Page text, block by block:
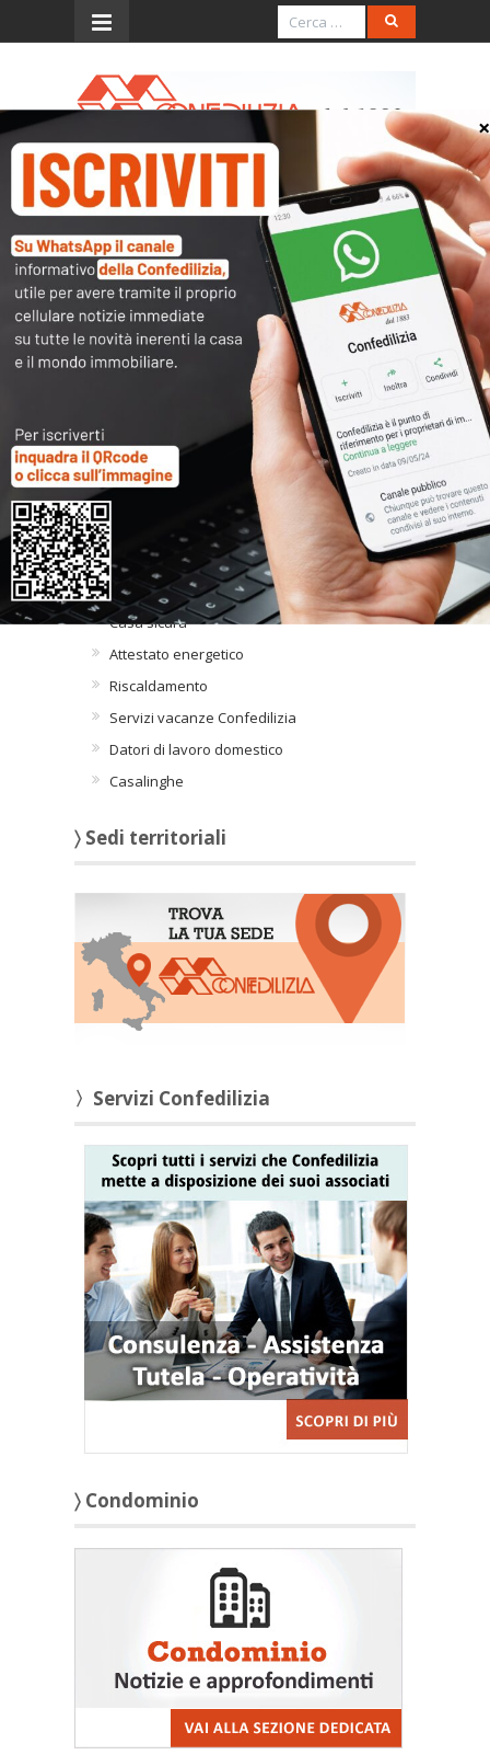
Menu
Approfondimenti
NOTIZIE UTILI PER I
PROPRIETARI DI FABBRICATI
CON DIPENDENTI
Show More
” tag=”null” show_more=”on”]
〉 Intorno alla casa
INTORNO ALLA CASA
Casa sicura
Attestato energetico
Riscaldamento
Servizi vacanze Confedilizia
Datori di lavoro domestico
Casalinghe
〉 Sedi territoriali
〉Servizi Confedilizia
〉 Condominio